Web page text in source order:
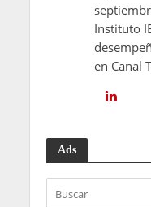
Instituto
en Canal
Ads